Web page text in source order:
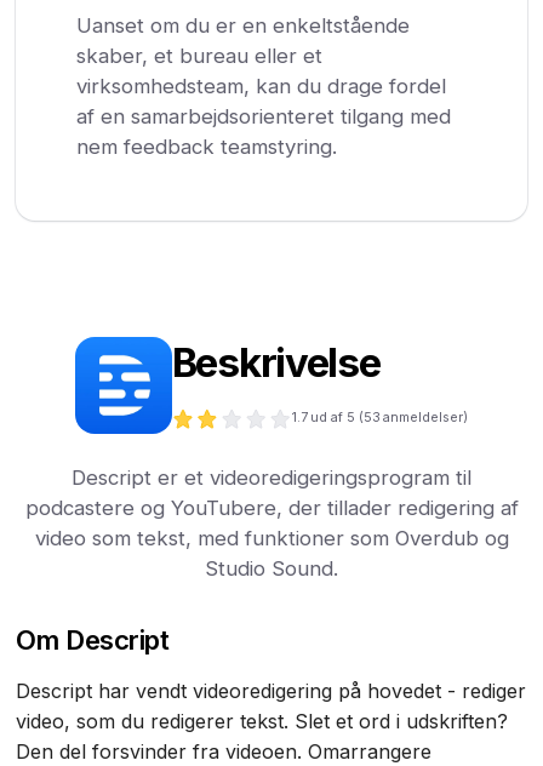
Uanset om du er en enkeltstående
skaber, et bureau eller et
virksomhedsteam, kan du drage fordel
af en samarbejdsorienteret tilgang med
nem feedback teamstyring.
Beskrivelse
1.7 ud af 5 (53 anmeldelser)
Descript er et videoredigeringsprogram til
podcastere og YouTubere, der tillader redigering af
video som tekst, med funktioner som Overdub og
Studio Sound.
Om Descript
Descript har vendt videoredigering på hovedet - rediger
video, som du redigerer tekst. Slet et ord i udskriften?
Den del forsvinder fra videoen. Omarrangere